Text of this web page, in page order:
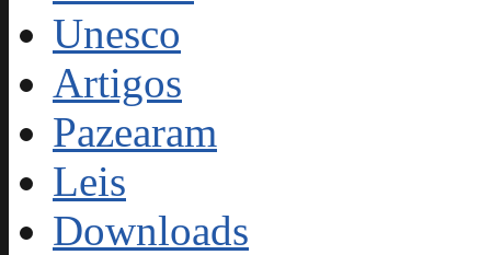
Unesco
Artigos
Pazearam
Leis
Downloads